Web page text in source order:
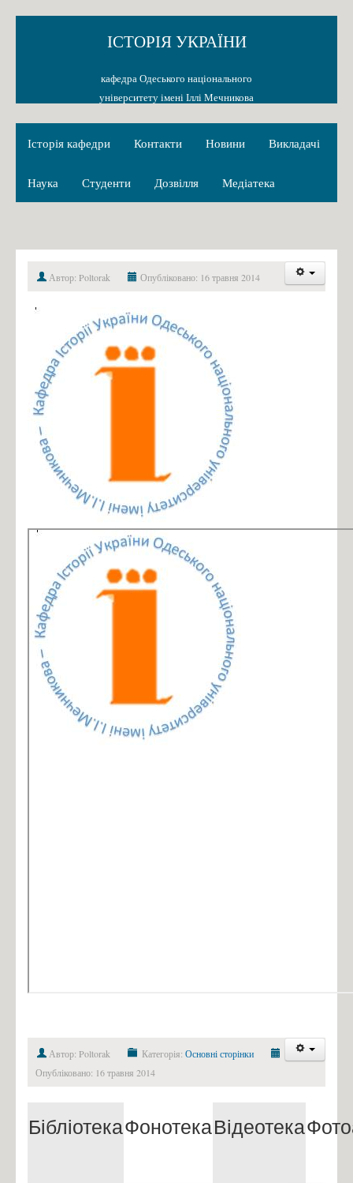
ІСТОРІЯ УКРАЇНИ
кафедра Одеського національного
університету імені Іллі Мечникова
Історія кафедри Контакти Новини Викладачі
Наука Студенти Дозвілля Медіатека
Автор: Poltorak Опубліковано: 16 травня 2014
Автор: Poltorak Категорія: Основні сторінки
Опубліковано: 16 травня 2014
БібліотекаФонотекаВідеотека